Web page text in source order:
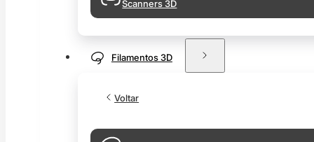
Scanners 3D
Filamentos 3D
Voltar